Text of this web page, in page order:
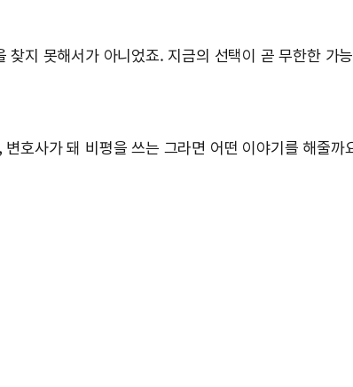
지 못해서가 아니었죠. 지금의 선택이 곧 무한한 가
호사가 돼 비평을 쓰는 그라면 어떤 이야기를 해줄까